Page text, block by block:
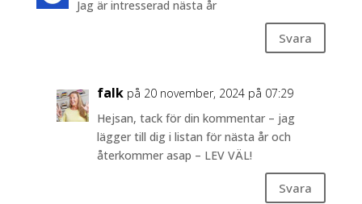
Jag är intresserad nästa år
Svara
falk på 20 november, 2024 på 07:29
Hejsan, tack för din kommentar – jag
lägger till dig i listan för nästa år och
återkommer asap – LEV VÄL!
Svara